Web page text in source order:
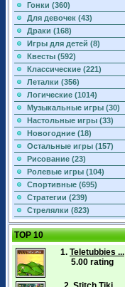
Гонки (360)
Для девочек (43)
Драки (168)
Игры для детей (8)
Квесты (592)
Классические (221)
Леталки (356)
Логические (1014)
Музыкальные игры (30)
Настольные игры (33)
Новогодние (18)
Остальные игры (157)
Рисование (23)
Ролевые игры (104)
Спортивные (695)
Стратегии (239)
Стрелялки (823)
TOP 10
1. Teletubbies ...
5.00 rating